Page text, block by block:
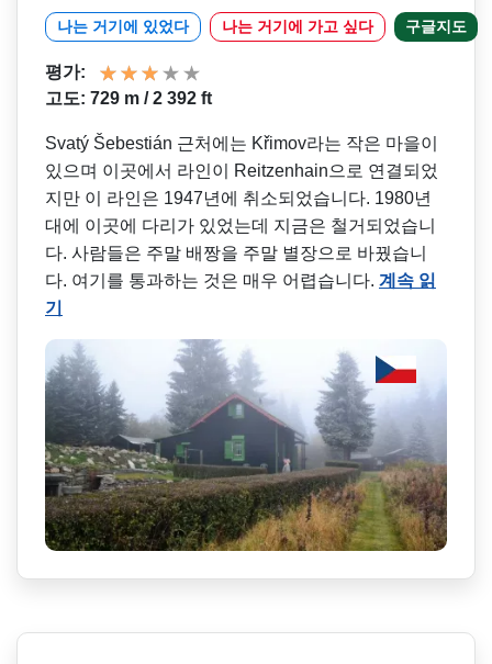
나는 거기에 있었다 나는 거기에 가고 싶다 구글지도
평가:
고도: 729 m / 2 392 ft
Svatý Šebestián 근처에는 Křimov라는 작은 마을이
있으며 이곳에서 라인이 Reitzenhain으로 연결되었
지만 이 라인은 1947년에 취소되었습니다. 1980년
대에 이곳에 다리가 있었는데 지금은 철거되었습니
다. 사람들은 주말 배짱을 주말 별장으로 바꿨습니
다. 여기를 통과하는 것은 매우 어렵습니다. 계속 읽
기